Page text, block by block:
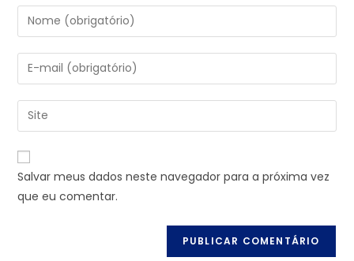
Salvar meus dados neste navegador para a próxima vez
que eu comentar.